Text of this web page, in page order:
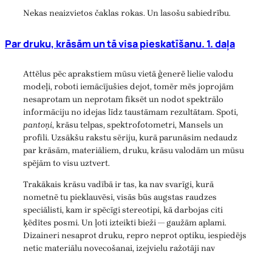
Nekas neaizvietos čaklas rokas. Un lasošu sabiedrību.
Par druku, krāsām un tā visa pieskatīšanu. 1. daļa
Attēlus pēc aprakstiem mūsu vietā ģenerē lielie valodu
modeļi, roboti iemācījušies dejot, tomēr mēs joprojām
nesaprotam un neprotam fiksēt un nodot spektrālo
informāciju no idejas līdz taustāmam rezultātam. Spoti,
pantoņi, krāsu telpas, spektrofotometri, Mansels un
profili. Uzsākšu rakstu sēriju, kurā parunāsim nedaudz
par krāsām, materiāliem, druku, krāsu valodām un mūsu
spējām to visu uztvert.
Trakākais krāsu vadībā ir tas, ka nav svarīgi, kurā
nometnē tu pieklauvēsi, visās būs augstas raudzes
speciālisti, kam ir spēcīgi stereotipi, kā darbojas citi
ķēdītes posmi. Un ļoti izteikti bieži — gaužām aplami.
Dizaineri nesaprot druku, repro neprot optiku, iespiedējs
netic materiālu novecošanai, izejvielu ražotāji nav